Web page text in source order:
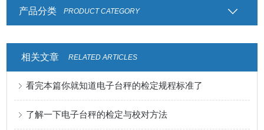
产品分类 PRODUCT CATEGORY
相关文章 RELATED ARTICLES
看完本篇你就知道电子台秤的检定规程标准了
了解一下电子台秤的检定与校对方法